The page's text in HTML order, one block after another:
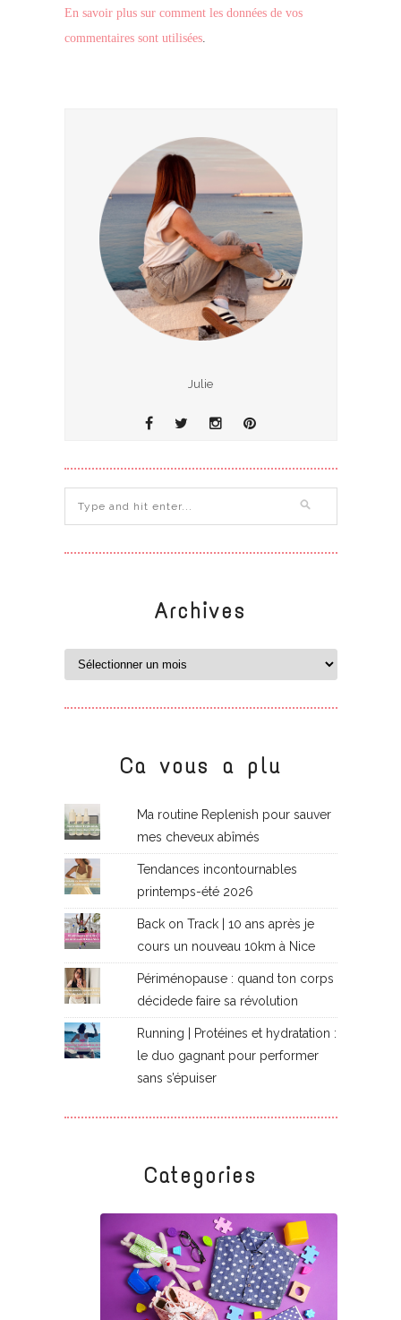
En savoir plus sur comment les données de vos
commentaires sont utilisées.
Julie
Archives
Ca vous a plu
Ma routine Replenish pour sauver
mes cheveux abîmés
Tendances incontournables
printemps-été 2026
Back on Track | 10 ans après je
cours un nouveau 10km à Nice
Périménopause : quand ton corps
décidede faire sa révolution
Running | Protéines et hydratation :
le duo gagnant pour performer
sans s’épuiser
Categories